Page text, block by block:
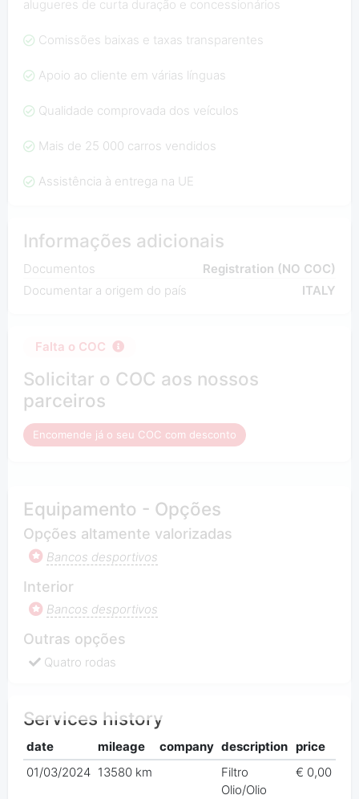
alugueres de curta duração e concessionários
Comissões baixas e taxas transparentes
Apoio ao cliente em várias línguas
Qualidade comprovada dos veículos
Mais de 25 000 carros vendidos
Assistência à entrega na UE
Informações adicionais
Documentos
Registration (NO COC)
Documentar a origem do país
ITALY
Falta o COC
Solicitar o COC aos nossos
parceiros
Encomende já o seu COC com desconto
Equipamento - Opções
Opções altamente valorizadas
Bancos desportivos
Interior
Bancos desportivos
Outras opções
Quatro rodas
Services history
date mileage company description price
01/03/2024 13580 km
Filtro
Olio/Olio
€ 0,00